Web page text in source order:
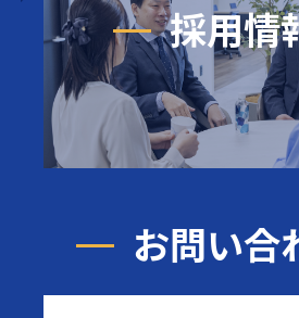
採用情
お問い合